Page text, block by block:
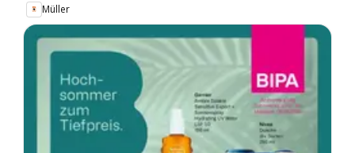
Müller